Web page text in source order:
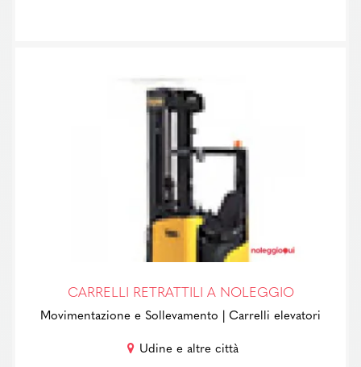
CARRELLI RETRATTILI A NOLEGGIO
Movimentazione e Sollevamento | Carrelli elevatori
Udine e altre città